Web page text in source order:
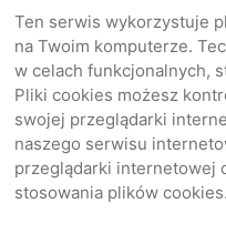
Ten serwis wykorzystuje
na Twoim komputerze.
w celach funkcjonalnych,
Pliki cookies możesz
swojej przeglądarki
naszego serwisu
przeglądarki internetowej
stosowania plików cookies.